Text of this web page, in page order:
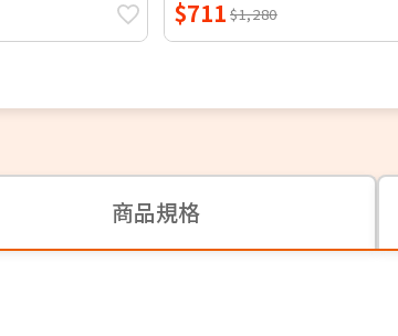
$711 $1,280
商品規格